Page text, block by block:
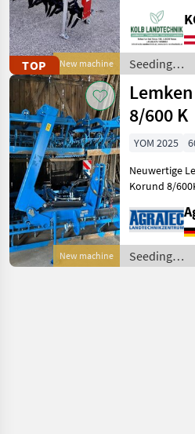
TOP New machine
Bodenlüfter ✅Arbeits- und
✅Sternwalze
schrägstellbar,
verschied
Seeding
equipment /
Evers
New machine
8/600 K
YOM 2025
Neuwertige
Korund 8/
Neuwertiger
Achtung!
beim Kunden!
equipment
Seeding
equipment /